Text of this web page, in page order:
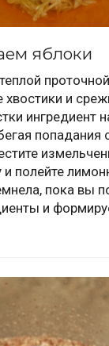
яблоки
хвостики и
ингредиент
попадания
и полейте
пока вы
и